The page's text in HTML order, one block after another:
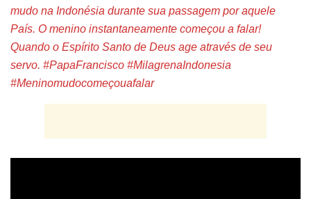
mudo na Indonésia durante sua passagem por aquele
País. O menino instantaneamente começou a falar!
Quando o Espírito Santo de Deus age através de seu
servo. #PapaFrancisco #MilagrenaIndonesia
#Meninomudocomeçouafalar